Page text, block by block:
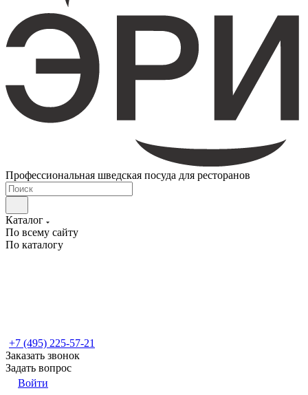
Профессиональная шведская посуда для ресторанов
Каталог
По всему сайту
По каталогу
+7 (495) 225-57-21
Заказать звонок
Задать вопрос
Войти